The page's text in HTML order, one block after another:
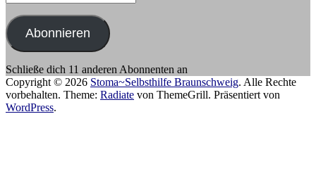
Mail-
Adresse:
Abonnieren
Schließe dich 11 anderen Abonnenten an
Copyright © 2026 Stoma~Selbsthilfe Braunschweig. Alle Rechte
vorbehalten. Theme: Radiate von ThemeGrill. Präsentiert von
WordPress.